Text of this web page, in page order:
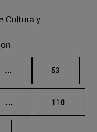
Cultura y
... Páginas intermedias
Página
53
... Páginas intermedias
Página
110